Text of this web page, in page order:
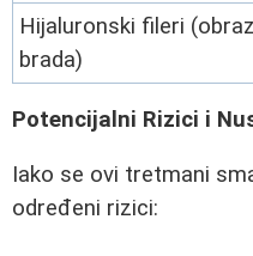
Hijaluronski fileri
brada)
Potencijalni Rizici i
Iako se ovi tretmani
određeni rizici: